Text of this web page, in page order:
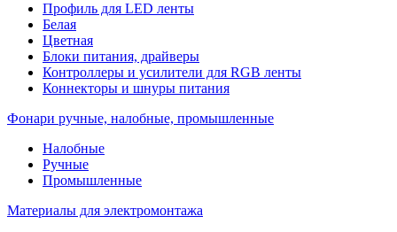
Профиль для LED ленты
Белая
Цветная
Блоки питания, драйверы
Контроллеры и усилители для RGB ленты
Коннекторы и шнуры питания
Фонари ручные, налобные, промышленные
Налобные
Ручные
Промышленные
Материалы для электромонтажа